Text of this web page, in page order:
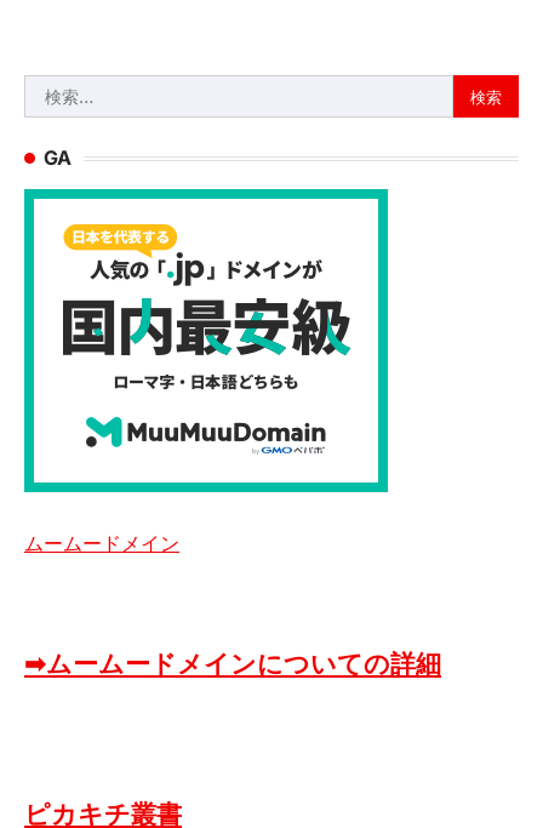
索:
GA
ムームードメイン
➡ムームードメインについての詳細
ピカキチ叢書